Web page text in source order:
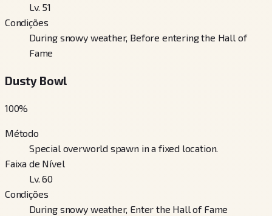
Lv. 51
Condições
During snowy weather, Before entering the Hall of
Fame
Dusty Bowl
100%
Método
Special overworld spawn in a fixed location.
Faixa de Nível
Lv. 60
Condições
During snowy weather, Enter the Hall of Fame